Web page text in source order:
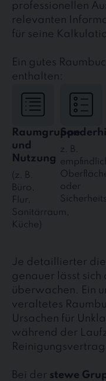
professionellen
relevanten
für seine
Ein gutes
enthalten:
Raumgruppe
und
Nutzung
(z. B.
Büro,
Flur,
Sanitärraum,
Küche)
z. B.
oder
Je detaillierter
genauer lässt sich
überwachen. Ein
veraltetes
Ursachen für
während der
Bei der stewe